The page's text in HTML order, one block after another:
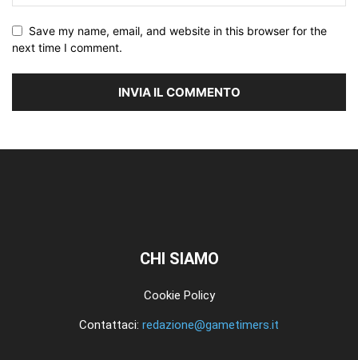
Save my name, email, and website in this browser for the
next time I comment.
CHI SIAMO
Cookie Policy
Contattaci: redazione@gametimers.it